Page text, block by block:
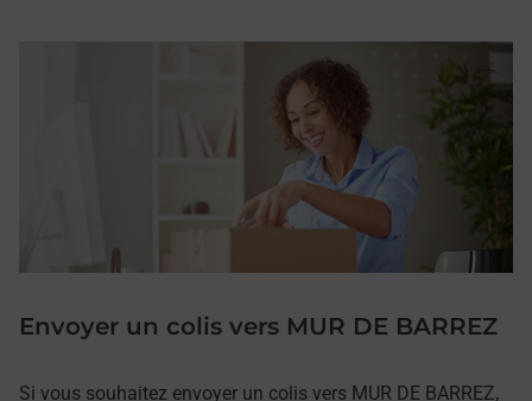
Envoyer un colis vers MUR DE BARREZ
Si vous souhaitez envoyer un colis vers MUR DE BARREZ,